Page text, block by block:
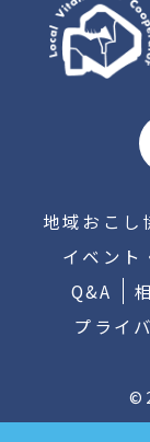
地域おこし
イベント
Q&A
プライ
©